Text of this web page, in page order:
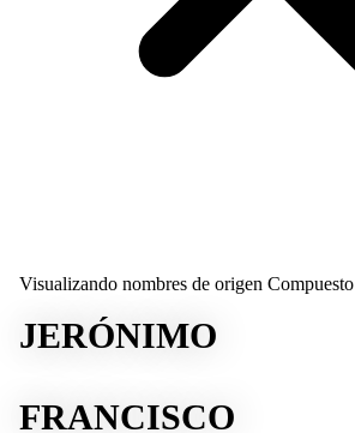
Visualizando nombres de origen Compuesto
JERÓNIMO
FRANCISCO